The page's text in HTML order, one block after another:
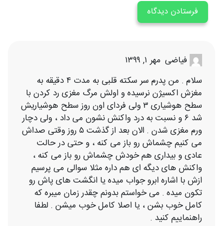
فیاضی مهر ۱, ۱۳۹۹
سلام . من پدرم سر سکته قلبی به مدت ۴ دقیقه به
مغزش اکسیژن نرسیده و اولش مرگ مغزی رد کردن با
سطح هوشیاری ۳ ولی فردای اون روز سطح هوشیاریش
شد ۶ و نسبت به درد واکنش نشون می داد ، ولی دچار
ورم مغزی شدن . الان بعد از گذشت ۵ روز وقتی صداش
می کنیم چشماش رو باز می کنه ، و حتی در حالت
عادی و بیداری هم خودش چشماش رو باز می کنه ،
واکنش های دیگه ای هم داره مثلا سوالی می پرسیم
ازش با اشاره ابرو جواب میده یا انگشت های پاش رو
تکون میده . می خواستم بدونم چقدر زمان میبره که
کامل خوب بشن ، یا اصلا کامل خوب میشن . لطفا
راهنماییم کنید .